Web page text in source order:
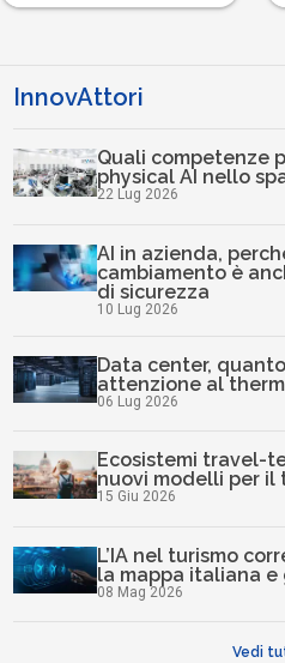
InnovAttori
Quali competenze
physical AI nello
22 Lug 2026
AI in azienda,
cambiamento è
di sicurezza
10 Lug 2026
Data center,
attenzione al
06 Lug 2026
Ecosistemi travel-
nuovi modelli per il
15 Giu 2026
L’IA nel turismo
la mappa italiana e
08 Mag 2026
Vedi